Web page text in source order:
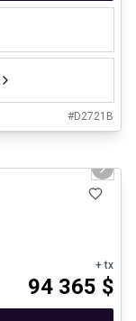
#D2721B
Next
+ tx
94 365 $